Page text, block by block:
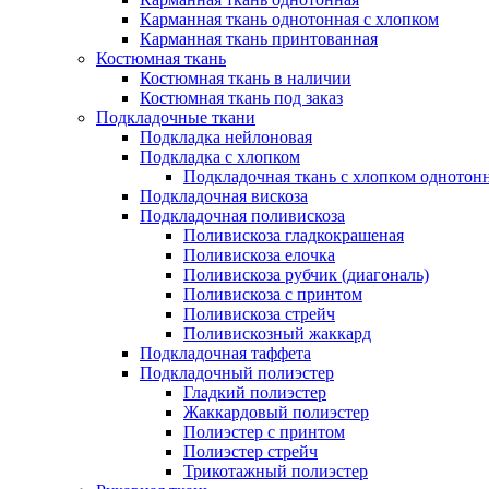
Карманная ткань однотонная с хлопком
Карманная ткань принтованная
Костюмная ткань
Костюмная ткань в наличии
Костюмная ткань под заказ
Подкладочные ткани
Подкладка нейлоновая
Подкладка с хлопком
Подкладочная ткань с хлопком
Подкладочная вискоза
Подкладочная поливискоза
Поливискоза гладкокрашеная
Поливискоза елочка
Поливискоза рубчик (диагональ)
Поливискоза с принтом
Поливискоза стрейч
Поливискозный жаккард
Подкладочная таффета
Подкладочный полиэстер
Гладкий полиэстер
Жаккардовый полиэстер
Полиэстер с принтом
Полиэстер стрейч
Трикотажный полиэстер